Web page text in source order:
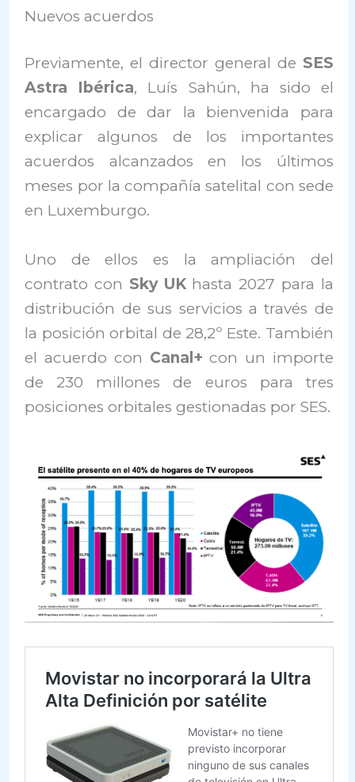
Nuevos acuerdos
Previamente, el director general de SES
Astra Ibérica, Luís Sahún, ha sido el
encargado de dar la bienvenida para
explicar algunos de los importantes
acuerdos alcanzados en los últimos
meses por la compañía satelital con sede
en Luxemburgo.
Uno de ellos es la ampliación del
contrato con Sky UKhasta 2027 para la
distribución de sus servicios a través de
la posición orbital de 28,2º Este. También
el acuerdo con Canal+ con un importe
de 230 millones de euros para tres
posiciones orbitales gestionadas por SES.